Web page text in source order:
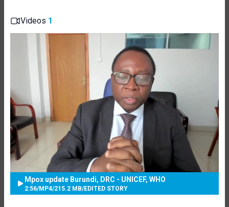
Videos 1
Mpox update Burundi, DRC - UNICEF, WHO
2:56/MP4/215.2 MB/EDITED STORY